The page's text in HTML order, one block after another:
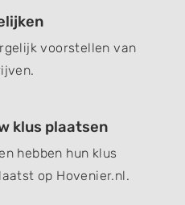
voorstellen van
klus plaatsen
hebben hun klus
op Hovenier.nl.